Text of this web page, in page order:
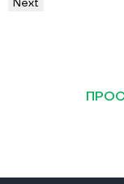
Next